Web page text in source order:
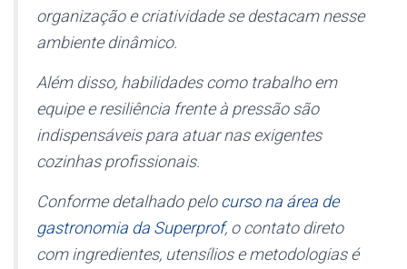
organização e criatividade se destacam nesse
ambiente dinâmico.
Além disso, habilidades como trabalho em
equipe e resiliência frente à pressão são
indispensáveis para atuar nas exigentes
cozinhas profissionais.
Conforme detalhado pelocurso na área de
gastronomia da Superprof, o contato direto
com ingredientes, utensílios e metodologias é